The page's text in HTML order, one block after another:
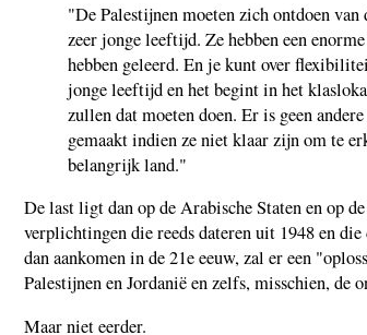
"De Palestijnen moeten zich ontdoen van
zeer jonge leeftijd. Ze hebben een
hebben geleerd. En je kunt over
jonge leeftijd en het begint in het
zullen dat moeten doen. Er is geen
gemaakt indien ze niet klaar zijn om te
belangrijk land."
De last ligt dan op de Arabische Staten en op
verplichtingen die reeds dateren uit 1948 en
dan aankomen in de 21e eeuw, zal er een
Palestijnen en Jordanië en zelfs, misschien, de
Maar niet eerder.